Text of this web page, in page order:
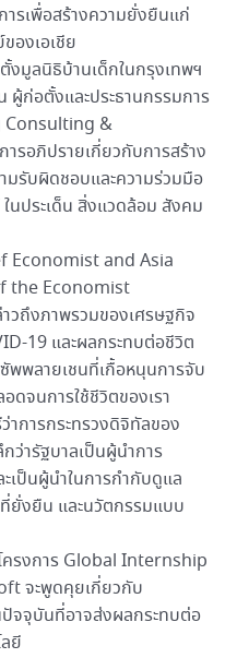
ารเพื่อสร้างความยั่งยืนแก่
องเอเชีย
งมูลนิธิบ้านเด็กในกรุงเทพฯ
ผู้ก่อตั้งและประธานกรรมการ
Consulting &
รอภิปรายเกี่ยวกับการสร้าง
มรับผิดชอบและความร่วมมือ
ประเด็น สิ่งแวดล้อม สังคม
Economist and Asia
the Economist
ถึงภาพรวมของเศรษฐกิจ
19 และผลกระทบต่อชีวิต
พพลายเชนที่เกื้อหนุนการจับ
ดจนการใช้ชีวิตของเรา
าการกระทรวงดิจิทัลของ
ว่ารัฐบาลเป็นผู้นำการ
เป็นผู้นำในการกำกับดูแล
ยั่งยืน และนวัตกรรมแบบ
ครงการ Global Internship
จะพูดคุยเกี่ยวกับ
ปัจจุบันที่อาจส่งผลกระทบต่อ
ยี